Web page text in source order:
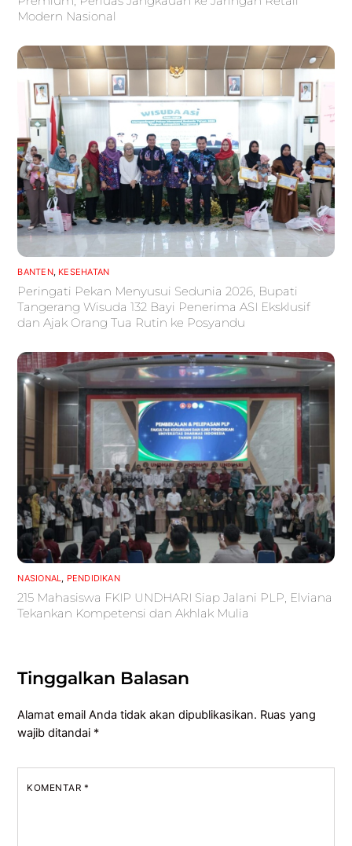
Modern Nasional
BANTEN, KESEHATAN
Peringati Pekan Menyusui Sedunia 2026, Bupati
Tangerang Wisuda 132 Bayi Penerima ASI Eksklusif
dan Ajak Orang Tua Rutin ke Posyandu
NASIONAL, PENDIDIKAN
215 Mahasiswa FKIP UNDHARI Siap Jalani PLP, Elviana
Tekankan Kompetensi dan Akhlak Mulia
Tinggalkan Balasan
Alamat email Anda tidak akan dipublikasikan. Ruas yang
wajib ditandai *
KOMENTAR *